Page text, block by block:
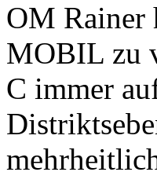
OM Rainer
MOBIL zu
C immer